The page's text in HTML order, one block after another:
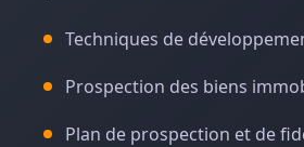
Techniques de
Prospection des biens
Plan de prospection et de